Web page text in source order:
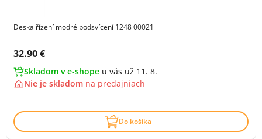
Deska řízení modré podsvícení 1248 00021
Cena s DPH:
32.90 €
Skladom v e-shope u vás už 11. 8.
Nie je skladom na predajniach
Do košíka